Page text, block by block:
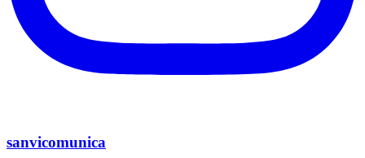
sanvicomunica